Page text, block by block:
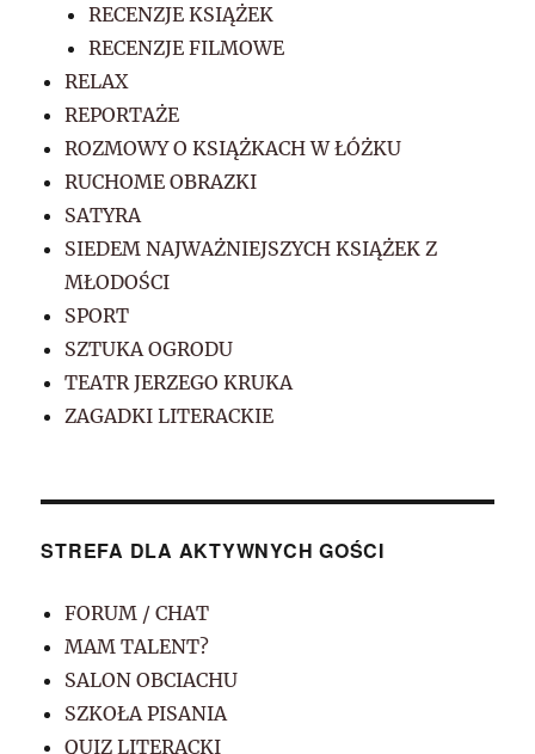
RECENZJE KSIĄŻEK
RECENZJE FILMOWE
RELAX
REPORTAŻE
ROZMOWY O KSIĄŻKACH W ŁÓŻKU
RUCHOME OBRAZKI
SATYRA
SIEDEM NAJWAŻNIEJSZYCH KSIĄŻEK Z
MŁODOŚCI
SPORT
SZTUKA OGRODU
TEATR JERZEGO KRUKA
ZAGADKI LITERACKIE
STREFA DLA AKTYWNYCH GOŚCI
FORUM / CHAT
MAM TALENT?
SALON OBCIACHU
SZKOŁA PISANIA
QUIZ LITERACKI